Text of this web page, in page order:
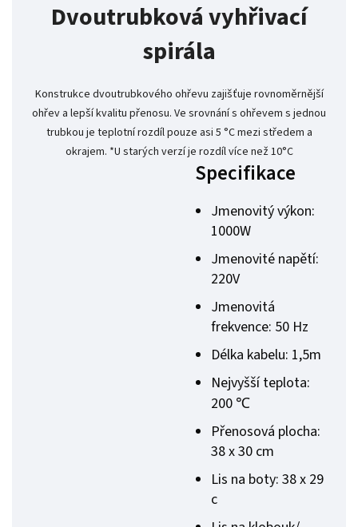
Dvoutrubková vyhřivací
spirála
Konstrukce dvoutrubkového ohřevu zajišťuje rovnoměrnější
ohřev a lepší kvalitu přenosu. Ve srovnání s ohřevem s jednou
trubkou je teplotní rozdíl pouze asi 5 °C mezi středem a
okrajem. *U starých verzí je rozdíl více než 10°C
Specifikace
Jmenovitý výkon:
1000W
Jmenovité napětí:
220V
Jmenovitá
frekvence: 50 Hz
Délka kabelu: 1,5m
Nejvyšší teplota:
200 ℃
Přenosová plocha:
38 x 30 cm
Lis na boty: 38 x 29
c